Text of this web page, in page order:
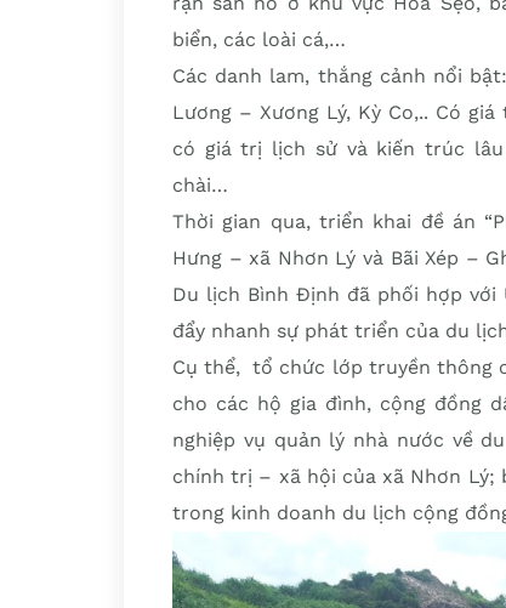
biển, các loài cá,…
Các danh lam, thắng cảnh nổi
Lương – Xương Lý, Kỳ Co,.. Có
có giá trị lịch sử và kiến trúc
chài…
Thời gian qua, triển khai đề án
Hưng – xã Nhơn Lý và Bãi Xép –
Du lịch Bình Định đã phối hợp với
đẩy nhanh sự phát triển của du
Cụ thể, tổ chức lớp truyền thông
cho các hộ gia đình, cộng đồng
nghiệp vụ quản lý nhà nước về
chính trị – xã hội của xã Nhơn Lý;
trong kinh doanh du lịch cộng